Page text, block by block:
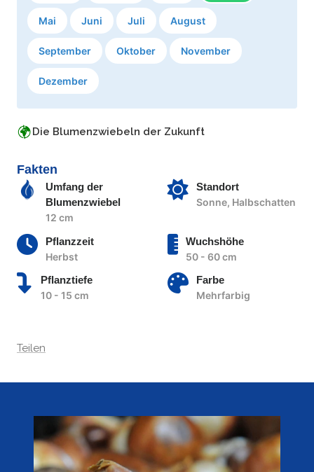
Mai Juni Juli August
September Oktober November
Dezember
Die Blumenzwiebeln der Zukunft
Fakten
Umfang der
Blumenzwiebel
12 cm
Standort
Sonne, Halbschatten
Pflanzzeit
Herbst
Wuchshöhe
50 - 60 cm
Pflanztiefe
10 - 15 cm
Farbe
Mehrfarbig
Teilen